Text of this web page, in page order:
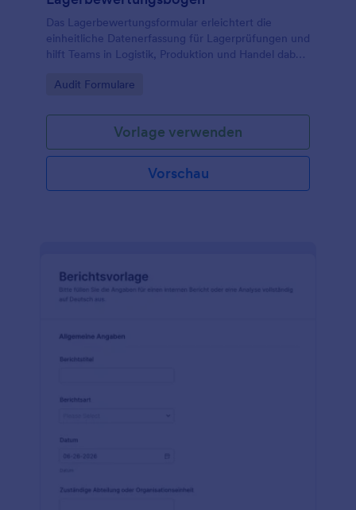
Das Lagerbewertungsformular erleichtert die
einheitliche Datenerfassung für Lagerprüfungen und
hilft Teams in Logistik, Produktion und Handel dabei,
planbar abzuleiten.
Go to Category:
Audit Formulare
Vorlage verwenden
Vorschau